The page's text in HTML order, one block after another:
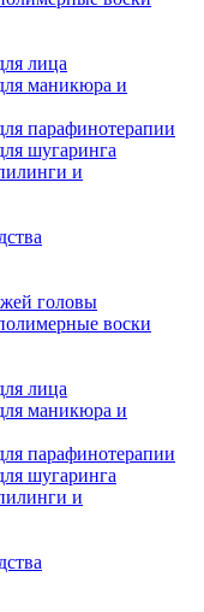
лица
маникюра и
парафинотерапии
шугаринга
и
головы
воски
лица
маникюра и
парафинотерапии
шугаринга
и